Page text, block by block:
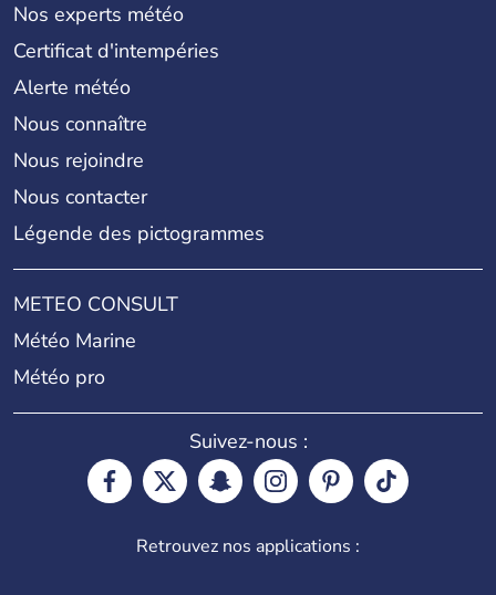
Nos experts météo
Certificat d'intempéries
Alerte météo
Nous connaître
Nous rejoindre
Nous contacter
Légende des pictogrammes
METEO CONSULT
Météo Marine
Météo pro
Suivez-nous :
Retrouvez nos applications :